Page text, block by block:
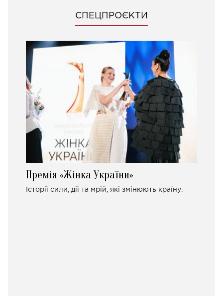
СПЕЦПРОЄКТИ
Премія «Жінка України»
Історії сили, дії та мрій, які змінюють країну.